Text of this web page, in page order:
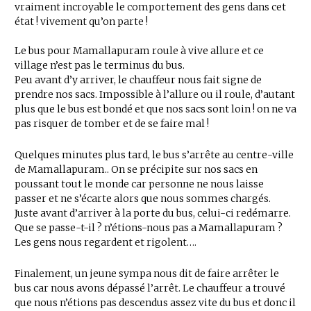
vraiment incroyable le comportement des gens dans cet
état ! vivement qu’on parte !
Le bus pour Mamallapuram roule à vive allure et ce
village n’est pas le terminus du bus.
Peu avant d’y arriver, le chauffeur nous fait signe de
prendre nos sacs. Impossible à l’allure ou il roule, d’autant
plus que le bus est bondé et que nos sacs sont loin ! on ne va
pas risquer de tomber et de se faire mal !
Quelques minutes plus tard, le bus s’arrête au centre-ville
de Mamallapuram.. On se précipite sur nos sacs en
poussant tout le monde car personne ne nous laisse
passer et ne s’écarte alors que nous sommes chargés.
Juste avant d’arriver à la porte du bus, celui-ci redémarre.
Que se passe-t-il ? n’étions-nous pas a Mamallapuram ?
Les gens nous regardent et rigolent….
Finalement, un jeune sympa nous dit de faire arrêter le
bus car nous avons dépassé l’arrêt. Le chauffeur a trouvé
que nous n’étions pas descendus assez vite du bus et donc il